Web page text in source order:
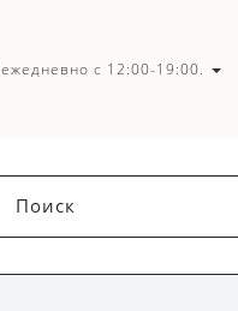
ежедневно с 12:00-19:00.